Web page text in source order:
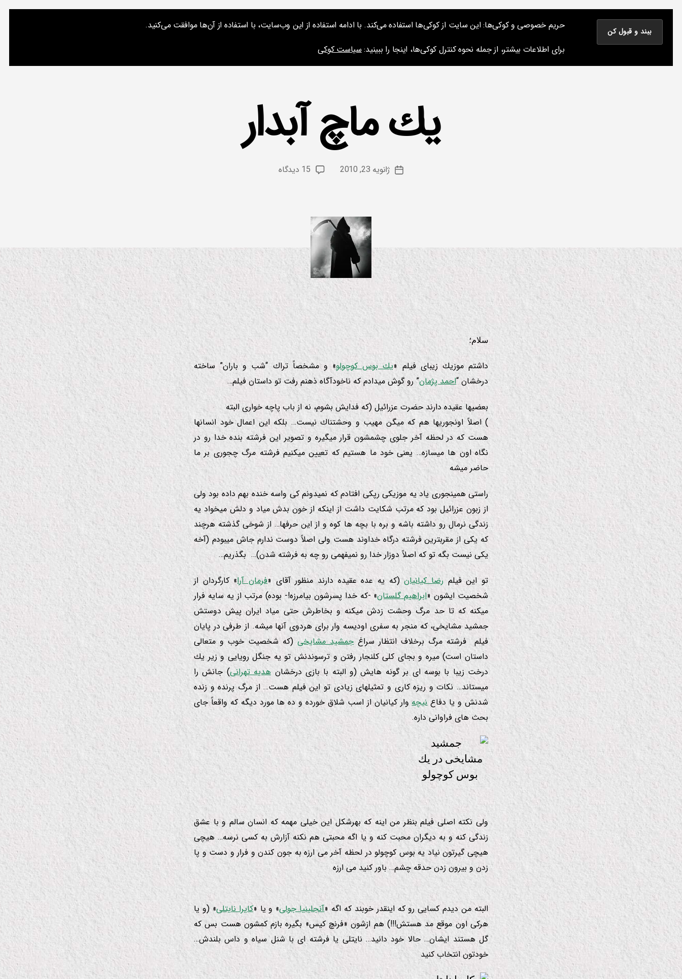
نوشته های پراکنده یک مسعود
نوشته‌های من درباره سینما، موسیقی و کتاب و چیزهای دیگر
ارائه‌ها و نشست‌های من تماس با من
ب
یك ماچ آبدار
نویسنده
نوشته
ع
تاریخژانویه 23, 2010 15 دیدگاه
برای
سلام؛
داشتم موزیك زیبای فیلم «یك بوس كوچولو» و مشخصاً تراك “شب و باران” ساخته
درخشان “احمد پژمان” رو گوش میدادم كه ناخودآگاه ذهنم رفت تو داستان فیلم…
بعضیها عقیده دارند حضرت عزرائیل (كه فدایش بشوم، نه از باب پاچه خواری البته
) اصلاً اونجوریها هم كه میگن مهیب و وحشتناك نیست… بلكه این اعمال خود انسانها
هست كه در لحظه آخر جلوی چشمشون قرار میگیره و تصویر این فرشته بنده خدا رو در
نگاه اون ها میسازه… یعنی خود ما هستیم كه تعیین میكنیم فرشته مرگ چجوری بر ما
حاضر میشه
راستی همینجوری یاد یه موزیكی رپكی افتادم كه نمیدونم كی واسه خنده بهم داده بود ولی
از زبون عزرائیل بود كه مرتب شكایت داشت از اینكه از خون بدش میاد و دلش میخواد یه
زندگی نرمال رو داشته باشه و بره با بچه ها كوه و از این حرفها… از شوخی گذشته هرچند
كه یكی از مقربترین فرشته درگاه خداوند هست ولی اصلاً دوست ندارم جاش میبودم (آخه
یكی نیست بگه تو كه اصلاً دوزار خدا رو نمیفهمی رو چه به فرشته شدن)… بگذریم…
تو این فیلم رضا كیانیان(كه یه عده عقیده دارند منظور آقای «فرمان آرا» كارگردان از
شخصیت ایشون «ابراهیم گلستان» -که خدا پسرشون بیامرزه!- بوده) مرتب از یه سایه فرار
میكنه كه تا حد مرگ وحشت زدش میكنه و بخاطرش حتی میاد ایران پیش دوستش
جمشید مشایخی، كه منجر به سفری اودیسه وار برای هردوی آنها میشه. از طرفی در پایان
فیلم فرشته مرگ برخلاف انتظار سراغ جمشید مشایخی (كه شخصیت خوب و متعالی
داستان است) میره و بجای كلی كلنجار رفتن و ترسوندنش تو یه جنگل رویایی و زیر یك
درخت زیبا با بوسه ای بر گونه هایش (و البته با بازی درخشانهدیه تهرانی) جانش را
میستاند… نكات و ریزه كاری و تمثیلهای زیادی تو این فیلم هست… از مرگ پرنده و زنده
شدنش و یا دفاعنیچهوار كیانیان از اسب شلاق خورده و ده ها مورد دیگه كه واقعاً جای
بحث های فراوانی داره.
ولی نكته اصلی فیلم بنظر من اینه كه بهرشكل این خیلی مهمه كه انسان سالم و با عشق
زندگی كنه و به دیگران محبت كنه و یا اگه محبتی هم نكنه آزارش به كسی نرسه… هیچی
هیچی گیرتون نیاد یه بوس كوچولو در لحظه آخر می ارزه به جون كندن و فرار و دست و پا
زدن و بیرون زدن حدقه چشم… باور كنید می ارزه
البته من دیدم كسایی رو كه اینقدر خوبند كه اگه «آنجلینیا جولی» و یا «كایرا نایتلی» (و یا
هركی اون موقع مد هستش!!!) هم ازشون «فرنچ كیس» بگیره بازم كمشون هست بس كه
گل هستند ایشان… حالا خود دانید… نایتلی یا فرشته ای با شنل سیاه و داس بلندش…
خودتون انتخاب كنید
حریم خصوصی و کوکی‌ها: این سایت از کوکی‌ها استفاده می‌کند. با ادامه استفاده از این وب‌سایت، با استفاده از آن‌ها موافقت می‌کنید.
برای اطلاعات بیشتر، از جمله نحوه کنترل کوکی‌ها، اینجا را ببینید:سیاست کوکی